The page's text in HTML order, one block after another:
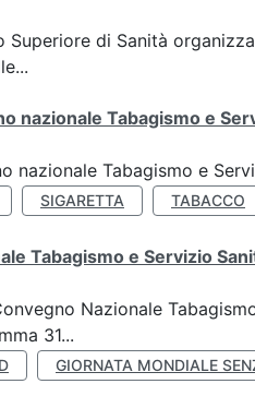
Superiore di Sanità
nazionale Tabagismo e
nazionale Tabagismo e
SIGARETTA TABACCO
Tabagismo e Servizio
Nazionale
31...
GIORNATA MONDIALE